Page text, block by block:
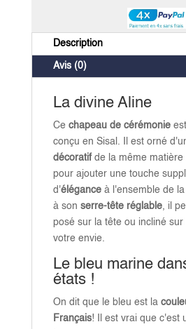
Description
Avis (0)
La divine Aline
Ce chapeau de cérémonie
conçu en Sisal. Il est orné
décoratifde la même matière
pour ajouter une touche
d'éléganceà l'ensemble de la
à son serre-tête réglable, il
posé sur la tête ou incliné sur
votre envie.
Le bleu marine
états !
On dit que le bleu est la
Français! Il est vrai que c'est